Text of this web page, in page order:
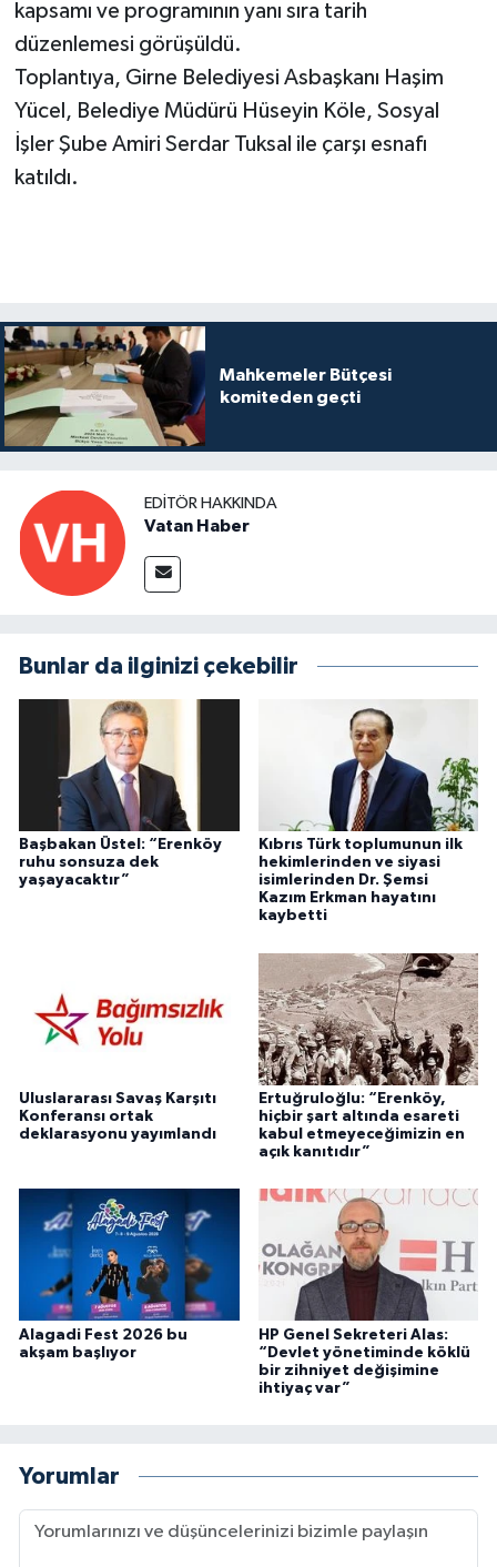
kapsamı ve programının yanı sıra tarih
düzenlemesi görüşüldü.
Toplantıya, Girne Belediyesi Asbaşkanı Haşim
Yücel, Belediye Müdürü Hüseyin Köle, Sosyal
İşler Şube Amiri Serdar Tuksal ile çarşı esnafı
katıldı.
Mahkemeler Bütçesi
komiteden geçti
EDITÖR HAKKINDA
Vatan Haber
Bunlar da ilginizi çekebilir
Başbakan Üstel: “Erenköy
ruhu sonsuza dek
yaşayacaktır”
Kıbrıs Türk toplumunun ilk
hekimlerinden ve siyasi
isimlerinden Dr. Şemsi
Kazım Erkman hayatını
kaybetti
Uluslararası Savaş Karşıtı
Konferansı ortak
deklarasyonu yayımlandı
Ertuğruloğlu: “Erenköy,
hiçbir şart altında esareti
kabul etmeyeceğimizin en
açık kanıtıdır”
Alagadi Fest 2026 bu
akşam başlıyor
HP Genel Sekreteri Alas:
“Devlet yönetiminde köklü
bir zihniyet değişimine
ihtiyaç var”
Yorumlar